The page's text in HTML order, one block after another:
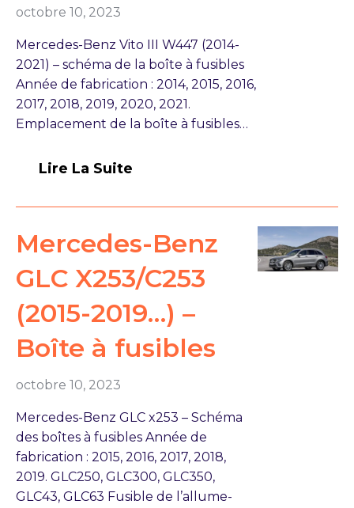
octobre 10, 2023
Mercedes-Benz Vito III W447 (2014-
2021) – schéma de la boîte à fusibles
Année de fabrication : 2014, 2015, 2016,
2017, 2018, 2019, 2020, 2021.
Emplacement de la boîte à fusibles…
Lire La Suite
Mercedes-Benz
GLC X253/C253
(2015-2019…) –
Boîte à fusibles
octobre 10, 2023
Mercedes-Benz GLC x253 – Schéma
des boîtes à fusibles Année de
fabrication : 2015, 2016, 2017, 2018,
2019. GLC250, GLC300, GLC350,
GLC43, GLC63 Fusible de l’allume-